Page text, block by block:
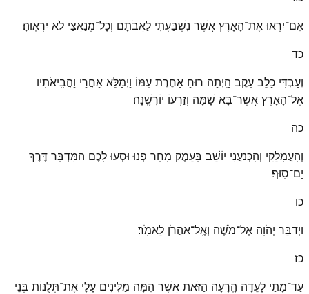
אִם־יִרְאוּ אֶת־הָאָרֶץ אֲשֶׁר נִשְׁבַּעְתִּי לַאֲבֹתָם וְכׇל־מְנַאֲצַי לֹא יִרְאֽוּהָ׃
כד
וְעַבְדִּי כָלֵב עֵקֶב הָֽיְתָה רוּחַ אַחֶרֶת עִמּוֹ וַיְמַלֵּא אַחֲרָי וַהֲבִֽיאֹתִיו
אֶל־הָאָרֶץ אֲשֶׁר־בָּא שָׁמָּה וְזַרְעוֹ יוֹרִשֶֽׁנָּה׃
כה
וְהָעֲמָלֵקִי וְהַֽכְּנַעֲנִי יוֹשֵׁב בָּעֵמֶק מָחָר פְּנוּ וּסְעוּ לָכֶם הַמִּדְבָּר דֶּרֶךְ
יַם־סֽוּף׃
כו
וַיְדַבֵּר יְהֹוָה אֶל־מֹשֶׁה וְאֶֽל־אַהֲרֹן לֵאמֹֽר׃
כז
עַד־מָתַי לָעֵדָה הָֽרָעָה הַזֹּאת אֲשֶׁר הֵמָּה מַלִּינִים עָלָי אֶת־תְּלֻנּוֹת בְּנֵי